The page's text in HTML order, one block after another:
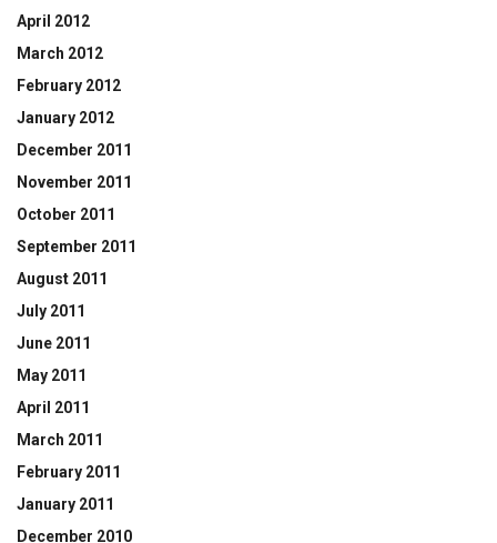
April 2012
March 2012
February 2012
January 2012
December 2011
November 2011
October 2011
September 2011
August 2011
July 2011
June 2011
May 2011
April 2011
March 2011
February 2011
January 2011
December 2010